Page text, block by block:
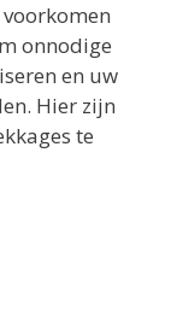
onnodige
en uw
Hier zijn
te